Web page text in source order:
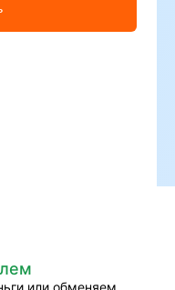
или обменяем